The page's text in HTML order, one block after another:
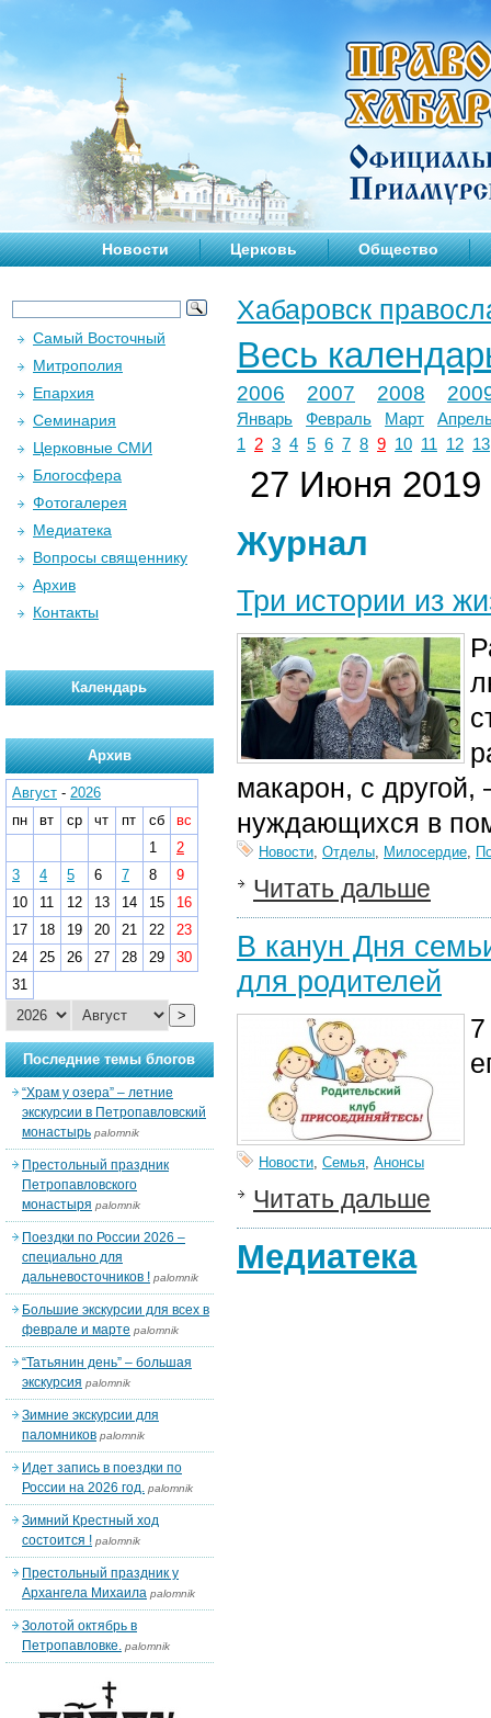
Новости Церковь Общество
Хабаровск
Весь
2006 2007 2008
Январь Февраль Март
1
2 3 4 5 6 7 8 9 10 11 12 13
27 Июня 2019
Журнал
Три истории из
макарон, с
нуждающихся в
Новости, Отделы, Милосердие,
Читать дальше
В канун Дня
для родителей
Новости, Семья, Анонсы
Читать дальше
Медиатека
Самый Восточный
Митрополия
Епархия
Семинария
Церковные СМИ
Блогосфера
Фотогалерея
Медиатека
Вопросы священнику
Архив
Контакты
Календарь
Архив
Август - 2026
пн
вт ср чт пт сб
вс
1
2
3
4 5 6 7 8
9
10
11 12 13 14 15
16
17
18 19 20 21 22
23
24
25 26 27 28 29
30
31
>
Последние темы блогов
“Храм у озера” – летние
экскурсии в Петропавловский
монастырь palomnik
Престольный праздник
Петропавловского
монастыря palomnik
Поездки по России 2026 –
специально для
дальневосточников ! palomnik
Большие экскурсии для всех в
феврале и марте palomnik
“Татьянин день” – большая
экскурсия palomnik
Зимние экскурсии для
паломников palomnik
Идет запись в поездки по
России на 2026 год. palomnik
Зимний Крестный ход
состоится ! palomnik
Престольный праздник у
Архангела Михаила palomnik
Золотой октябрь в
Петропавловке. palomnik